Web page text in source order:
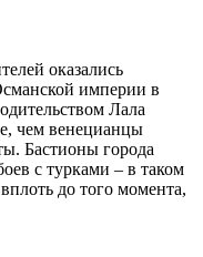
оказались
империи в
Лала
чем венецианцы
Бастионы города
с турками – в таком
до того момента,